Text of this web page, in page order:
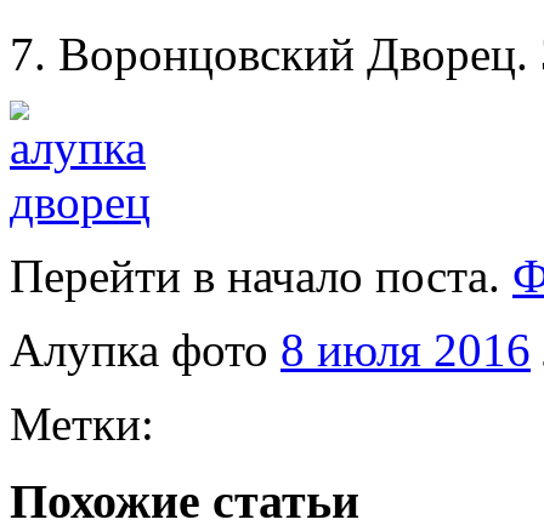
7. Воронцовский
Перейти в начало поста.
Алупка фото 8 июля 2016
Метки:
Похожие статьи